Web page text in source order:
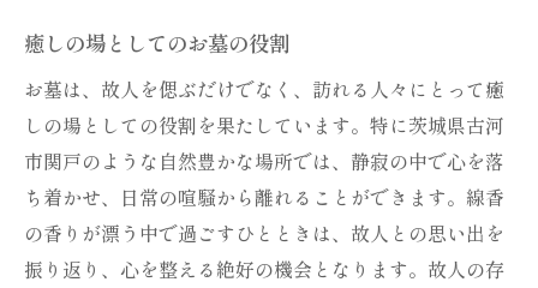
線香を焚くことで紡がれる思い出
古河市関戸のお墓で静かな対話を楽しむ
静寂の中で故人と向き合う
歴史ある墓地での心の対話
故人との関係を深める静かな時間
癒しの場としてのお墓の役割
お墓は、故人を偲ぶだけでなく、訪れる人々にとって癒
しの場としての役割を果たしています。特に茨城県古河
市関戸のような自然豊かな場所では、静寂の中で心を落
ち着かせ、日常の喧騒から離れることができます。線香
の香りが漂う中で過ごすひとときは、故人との思い出を
振り返り、心を整える絶好の機会となります。故人の存